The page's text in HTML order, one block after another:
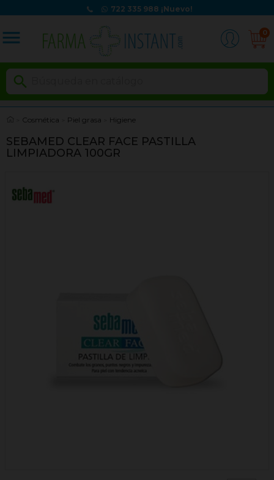
722 335 988 ¡Nuevo!
menu 0

Cosmética Piel grasa Higiene
SEBAMED CLEAR FACE PASTILLA
LIMPIADORA 100GR